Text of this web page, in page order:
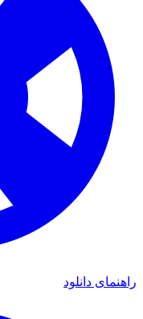
دانلود